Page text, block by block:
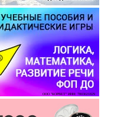
ООО "КОРВЕТ" ИНН: 7803021829